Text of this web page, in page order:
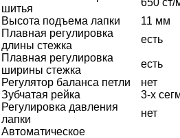
шитья
650 ст/
Высота подъема лапки
11 мм
Плавная регулировка
длины стежка
есть
Плавная регулировка
ширины стежка
есть
Регулятор баланса петли
нет
Зубчатая рейка
3-х
Регулировка давления
лапки
нет
Автоматическое